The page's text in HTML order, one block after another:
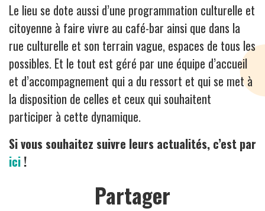
Le lieu se dote aussi d’une programmation culturelle et
citoyenne à faire vivre au café-bar ainsi que dans la
rue culturelle et son terrain vague, espaces de tous les
possibles. Et le tout est géré par une équipe d’accueil
et d’accompagnement qui a du ressort et qui se met à
la disposition de celles et ceux qui souhaitent
participer à cette dynamique.
Si vous souhaitez suivre leurs actualités, c’est par
ici !
Partager